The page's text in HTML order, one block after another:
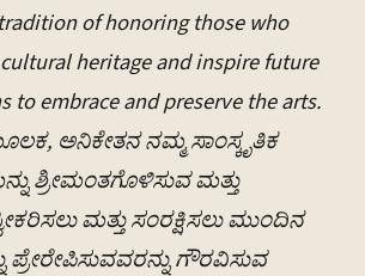
of honoring those who
heritage and inspire future
to embrace and preserve the arts.
ಅನಿಕೇತನ ನಮ್ಮ ಸಾಂಸ್ಕೃತಿಕ
ಶ್ರೀಮಂತಗೊಳಿಸುವ ಮತ್ತು
ಮತ್ತು ಸಂರಕ್ಷಿಸಲು ಮುಂದಿನ
ಪ್ರೇರೇಪಿಸುವವರನ್ನು ಗೌರವಿಸುವ